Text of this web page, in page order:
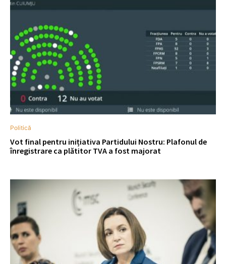
Politică
Vot final pentru inițiativa Partidului Nostru: Plafonul de
înregistrare ca plătitor TVA a fost majorat